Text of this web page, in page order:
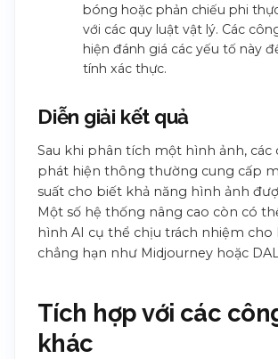
bóng hoặc phản chiếu phi
với các quy luật vật lý. Các
hiện đánh giá các yếu tố này
tính xác thực.
Diễn giải kết quả
Sau khi phân tích một hình ảnh, các
phát hiện thông thường cung cấp
suất cho biết khả năng hình ảnh
Một số hệ thống nâng cao còn có
hình AI cụ thể chịu trách nhiệm cho
chẳng hạn như Midjourney hoặc
Tích hợp với các
khác